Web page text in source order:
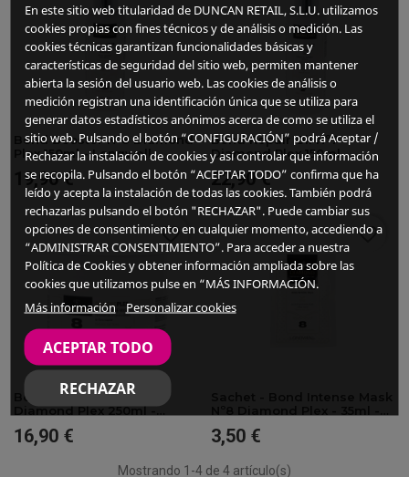
Bond Booster Nº6 Diamond
Plex 150ml - Longwell
Precio
19,90 €
Bond Repair Oil Nº7
Diamond Plex 150ml -
Longwell
Precio
22,90 €
Bond Intense Mask Nº8
Diamond Plex 250ml -
Precio
16,90 €
favorite_border
Precio
3,50 €
favorite_border
Mostrando 1-4 de 4 artículo(s)
En este sitio web titularidad de DUNCAN RETAIL, S.L.U. utilizamos
cookies propias con fines técnicos y de análisis o medición. Las
cookies técnicas garantizan funcionalidades básicas y
características de seguridad del sitio web, permiten mantener
abierta la sesión del usuario web. Las cookies de análisis o
medición registran una identificación única que se utiliza para
generar datos estadísticos anónimos acerca de como se utiliza el
sitio web. Pulsando el botón “CONFIGURACIÓN” podrá Aceptar /
Rechazar la instalación de cookies y así controlar que información
se recopila. Pulsando el botón “ACEPTAR TODO” confirma que ha
leído y acepta la instalación de todas las cookies. También podrá
rechazarlas pulsando el botón "RECHAZAR". Puede cambiar sus
opciones de consentimiento en cualquier momento, accediendo a
“ADMINISTRAR CONSENTIMIENTO”. Para acceder a nuestra
Política de Cookies y obtener información ampliada sobre las
cookies que utilizamos pulse en “MÁS INFORMACIÓN.
Más información
Personalizar cookies
RECHAZAR
ACEPTAR TODO